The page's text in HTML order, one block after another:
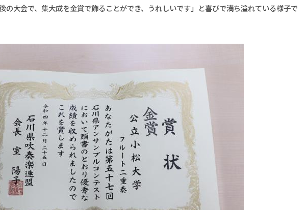
の大会で、集大成を金賞で飾ることができ、うれしいです」と喜びで満ち溢れている様子で